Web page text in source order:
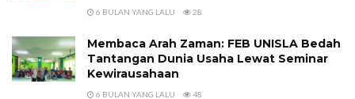
6 BULAN YANG LALU 28
Membaca Arah Zaman: FEB UNISLA Bedah
Tantangan Dunia Usaha Lewat Seminar
Kewirausahaan
6 BULAN YANG LALU 48